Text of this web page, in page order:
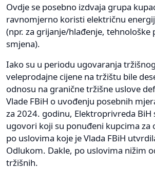
Ovdje se posebno izdvaja grupa
ravnomjerno koristi električnu
(npr. za grijanje/hlađenje, tehnološke
smjena).
Iako su u periodu ugovaranja
veleprodajne cijene na tržištu bile
odnosu na granične tržišne uslove
Vlade FBiH o uvođenju posebnih
za 2024. godinu, Elektroprivreda BiH
ugovori koji su ponuđeni kupcima za
po uslovima koje je Vlada FBiH
Odlukom. Dakle, po uslovima nižim
tržišnih.